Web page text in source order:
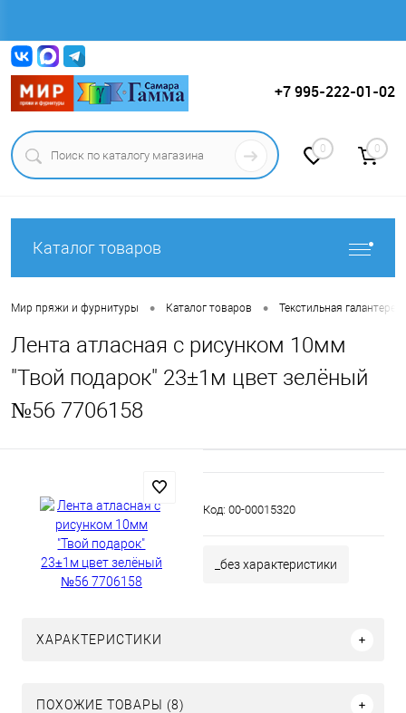
+7 995-222-01-02
0 0
Каталог товаров
Мир пряжи и фурнитуры • Каталог товаров • Текстильная
Лента атласная с рисунком 10мм
"Твой подарок" 23±1м цвет зелёный
№56 7706158
Код: 00-00015320
_без характеристики
ХАРАКТЕРИСТИКИ
ПОХОЖИЕ ТОВАРЫ (8)